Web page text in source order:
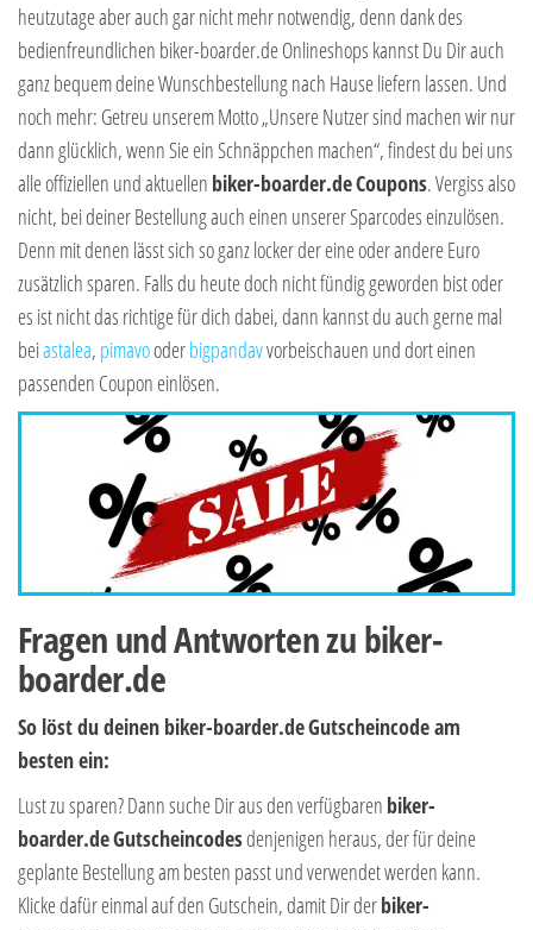
heutzutage aber auch gar nicht mehr notwendig, denn dank des
bedienfreundlichen biker-boarder.de Onlineshops kannst Du Dir auch
ganz bequem deine Wunschbestellung nach Hause liefern lassen. Und
noch mehr: Getreu unserem Motto „Unsere Nutzer sind machen wir nur
dann glücklich, wenn Sie ein Schnäppchen machen“, findest du bei uns
alle offiziellen und aktuellen biker-boarder.deCoupons. Vergiss also
nicht, bei deiner Bestellung auch einen unserer Sparcodes einzulösen.
Denn mit denen lässt sich so ganz locker der eine oder andere Euro
zusätzlich sparen. Falls du heute doch nicht fündig geworden bist oder
es ist nicht das richtige für dich dabei, dann kannst du auch gerne mal
beiastalea, pimavooderbigpandavvorbeischauen und dort einen
passenden Coupon einlösen.
Fragen und Antworten zu biker-
boarder.de
So löst du deinen biker-boarder.deGutscheincode am
besten ein:
Lust zu sparen? Dann suche Dir aus den verfügbaren biker-
boarder.deGutscheincodesdenjenigen heraus, der für deine
geplante Bestellung am besten passt und verwendet werden kann.
Klicke dafür einmal auf den Gutschein, damit Dir derbiker-